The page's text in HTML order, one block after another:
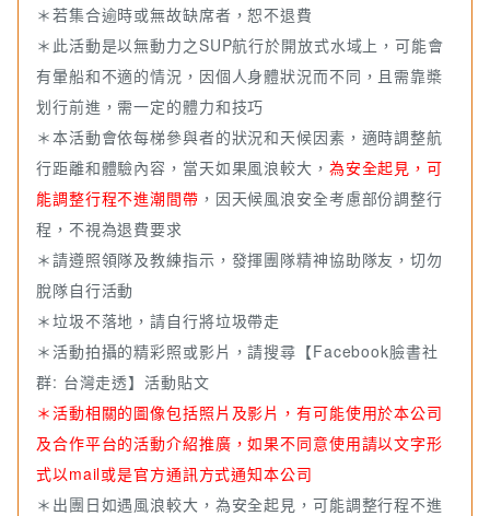
不要熬夜並睡眠充足，保持良好的體力狀態
＊一人一板僅限16歲以上購買
＊兩人一板體重加總勿超過150公斤
◆年齡限制：
＊12歲以上（12~15歲需大人陪同(一同下去活動)
＊請確定個人身體健康良好，有心臟病、高血壓、孕婦等突發
性疾病並不適合參與體驗者，請勿報名參加
◆成團人數：
＊若集合逾時或無故缺席者，恕不退費
＊此活動是以無動力之SUP航行於開放式水域上，可能會
有暈船和不適的情況，因個人身體狀況而不同，且需靠槳
划行前進，需一定的體力和技巧
＊本活動會依每梯參與者的狀況和天候因素，適時調整航
行距離和體驗內容，當天如果風浪較大， 為安全起見，可
能調整行程不進潮間帶 ，因天候風浪安全考慮部份調整行
程，不視為退費要求
＊請遵照領隊及教練指示，發揮團隊精神協助隊友，切勿
脫隊自行活動
＊垃圾不落地，請自行將垃圾帶走
＊活動拍攝的精彩照或影片，請搜尋【Facebook臉書社
群: 台灣走透】活動貼文
＊活動相關的圖像包括照片及影片，有可能使用於本公司
及合作平台的活動介紹推廣，如果不同意使用請以文字形
式以mail或是官方通訊方式通知本公司
＊出團日如遇風浪較大，為安全起見，可能調整行程不進